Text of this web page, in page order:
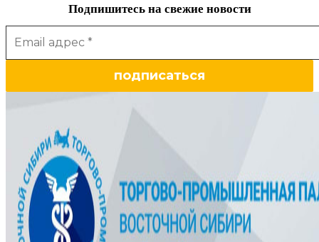
Подпишитесь на свежие новости